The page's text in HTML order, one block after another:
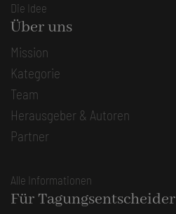
Die Idee
Über uns
Mission
Kategorie
Team
Herausgeber & Autoren
Partner
Alle Informationen
Für Tagungsentscheider